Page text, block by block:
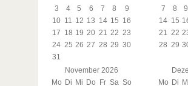
3
4 5 6 7 8
9
10 11 12 13 14 15 16
17 18 19 20 21 22 23
24 25 26 27 28 29 30
31
7
8 9
14 15
21 22
28 29
November 2026
Mo Di Mi Do Fr Sa So
Mo Di